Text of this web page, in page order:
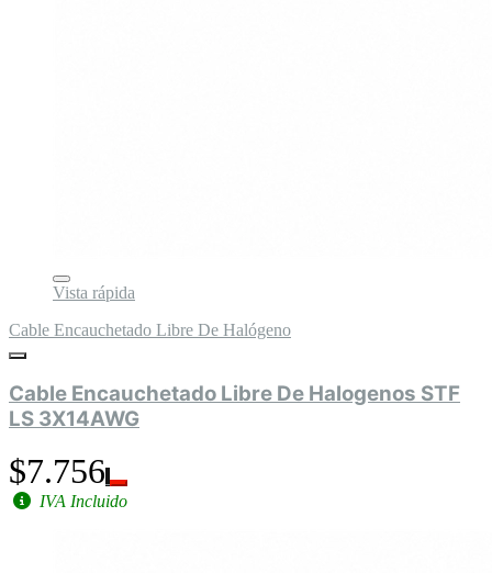
Vista rápida
Cable Encauchetado Libre De Halógeno
Cable Encauchetado Libre De Halogenos STF
LS 3X14AWG
$7.756
IVA Incluido